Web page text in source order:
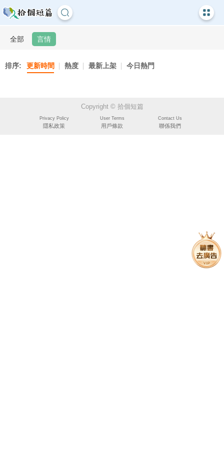
全部 言情
排序: 更新時間 熱度 最新上架 今日熱門
Copyright © 拾個短篇
Privacy Policy
隱私政策
User Terms
用戶條款
Contact Us
聯係我們